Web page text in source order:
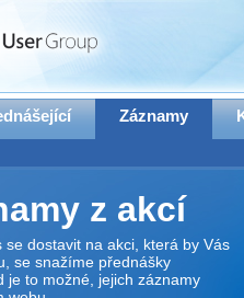
Záznamy
z akcí
dostavit na akci, která by Vás
se snažíme přednášky
je to možné, jejich záznamy